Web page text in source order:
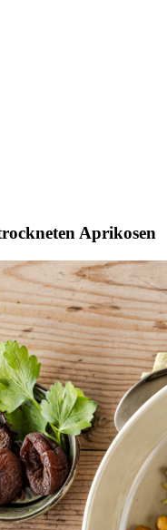
Aprikosen